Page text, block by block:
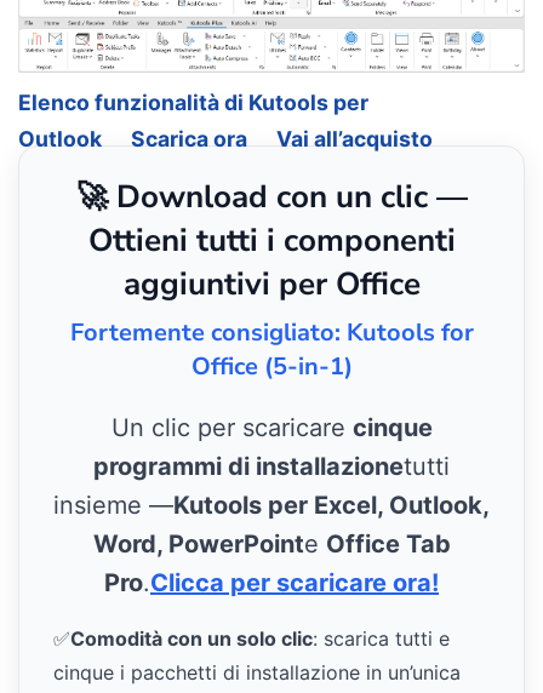
Elenco funzionalità di Kutools per
Outlook
Scarica ora Vai all’acquisto
🚀 Download con un clic —
Ottieni tutti i componenti
aggiuntivi per Office
Fortemente consigliato: Kutools for
Office (5-in-1)
Un clic per scaricare cinque
programmi di installazionetutti
insieme —Kutools per Excel, Outlook,
Word, PowerPointe Office Tab
Pro.Clicca per scaricare ora!
✅Comodità con un solo clic: scarica tutti e
cinque i pacchetti di installazione in un’unica